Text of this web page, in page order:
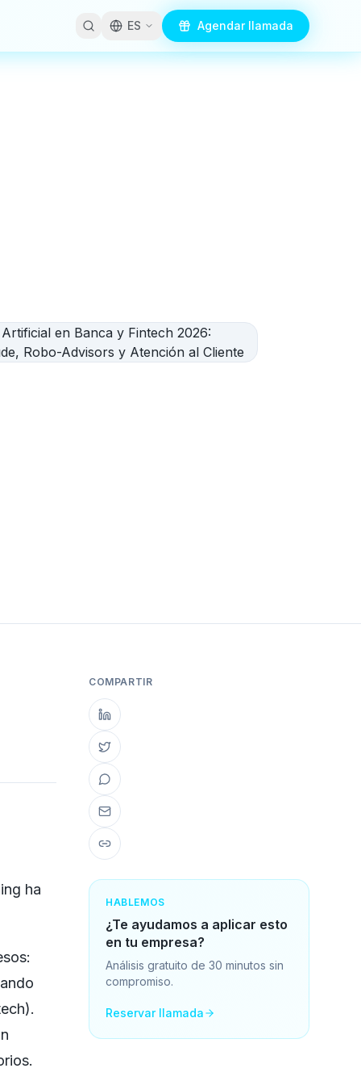
ES Agendar llamada
ha
COMPARTIR
HABLEMOS
¿Te ayudamos a aplicar esto
en tu empresa?
Análisis gratuito de 30 minutos sin
compromiso.
Reservar llamada